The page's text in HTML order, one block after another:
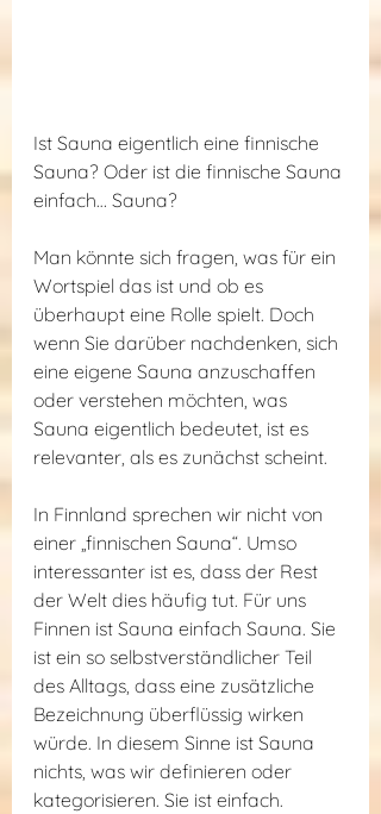
Ist Sauna eigentlich eine finnische
Sauna? Oder ist die finnische Sauna
einfach… Sauna?
Man könnte sich fragen, was für ein
Wortspiel das ist und ob es
überhaupt eine Rolle spielt. Doch
wenn Sie darüber nachdenken, sich
eine eigene Sauna anzuschaffen
oder verstehen möchten, was
Sauna eigentlich bedeutet, ist es
relevanter, als es zunächst scheint.
In Finnland sprechen wir nicht von
einer „finnischen Sauna“. Umso
interessanter ist es, dass der Rest
der Welt dies häufig tut. Für uns
Finnen ist Sauna einfach Sauna. Sie
ist ein so selbstverständlicher Teil
des Alltags, dass eine zusätzliche
Bezeichnung überflüssig wirken
würde. In diesem Sinne ist Sauna
nichts, was wir definieren oder
kategorisieren. Sie ist einfach.